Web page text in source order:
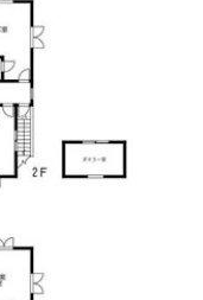
私道 接⾯4.6m